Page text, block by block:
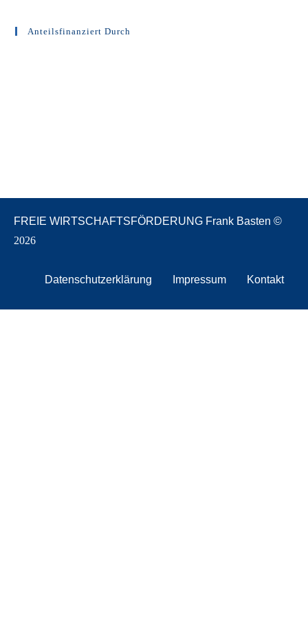
Anteilsfinanziert Durch
FREIE WIRTSCHAFTSFÖRDERUNG Frank Basten ©
2026
Datenschutzerklärung Impressum Kontakt